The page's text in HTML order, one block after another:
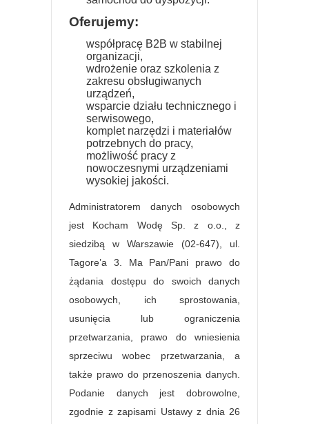
Oferujemy:
współpracę B2B w stabilnej
organizacji,
wdrożenie oraz szkolenia z
zakresu obsługiwanych
urządzeń,
wsparcie działu technicznego i
serwisowego,
komplet narzędzi i materiałów
potrzebnych do pracy,
możliwość pracy z
nowoczesnymi urządzeniami
wysokiej jakości.
Administratorem danych osobowych
jest Kocham Wodę Sp. z o.o., z
siedzibą w Warszawie (02-647), ul.
Tagore’a 3. Ma Pan/Pani prawo do
żądania dostępu do swoich danych
osobowych, ich sprostowania,
usunięcia lub ograniczenia
przetwarzania, prawo do wniesienia
sprzeciwu wobec przetwarzania, a
także prawo do przenoszenia danych.
Podanie danych jest dobrowolne,
zgodnie z zapisami Ustawy z dnia 26